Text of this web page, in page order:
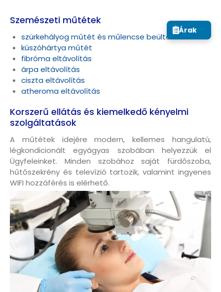
Szemészeti műtétek
szürkehályog műtét és műlencse beültetés
kúszóhártya műtét
fibróma eltávolítás
árpa eltávolítás
ciszta eltávolítás
atheroma eltávolítás
Korszerű ellátás és kiemelkedő kényelmi
szolgáltatások
A műtétek idejére modern, kellemes hangulatú,
légkondicionált egyágyas szobában helyezzük el
Ügyfeleinket. Minden szobához saját fürdőszoba,
hűtőszekrény és televízió tartozik, valamint ingyenes
WIFI hozzáférés is elérhető.
Árak